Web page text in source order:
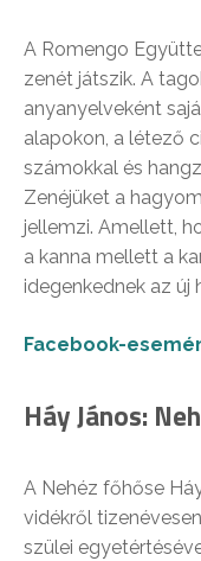
A Romengo
zenét játszik. A
anyanyelveként
alapokon, a létező
számokkal és
Zenéjüket a
jellemzi. Amellett,
a kanna mellett a
idegenkednek az új
Facebook-
Háy János:
A Nehéz főhőse
vidékről
szülei